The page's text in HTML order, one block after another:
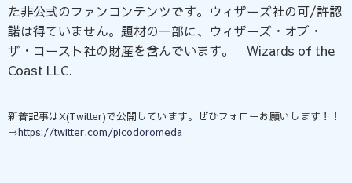
た非公式のファンコンテンツです。ウィザーズ社の可/許認
諾は得ていません。題材の一部に、ウィザーズ・オブ・
ザ・コースト社の財産を含んでいます。©Wizards of the
Coast LLC.
新着記事はX(Twitter)で公開しています。ぜひフォローお願いします！！
⇒ https://twitter.com/picodoromeda